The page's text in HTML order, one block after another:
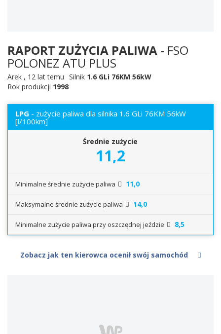
RAPORT ZUŻYCIA PALIWA - FSO
POLONEZ ATU PLUS
Arek , 12 lat temu Silnik 1.6 GLi 76KM 56kW
Rok produkcji 1998
LPG - zużycie paliwa dla silnika 1.6 GLi 76KM 56kW
[l/100km]
Średnie zużycie
11,2
Minimalne średnie zużycie paliwa 11,0
Maksymalne średnie zużycie paliwa 14,0
Minimalne zużycie paliwa przy oszczędnej jeździe 8,5
Zobacz jak ten kierowca ocenił swój samochód